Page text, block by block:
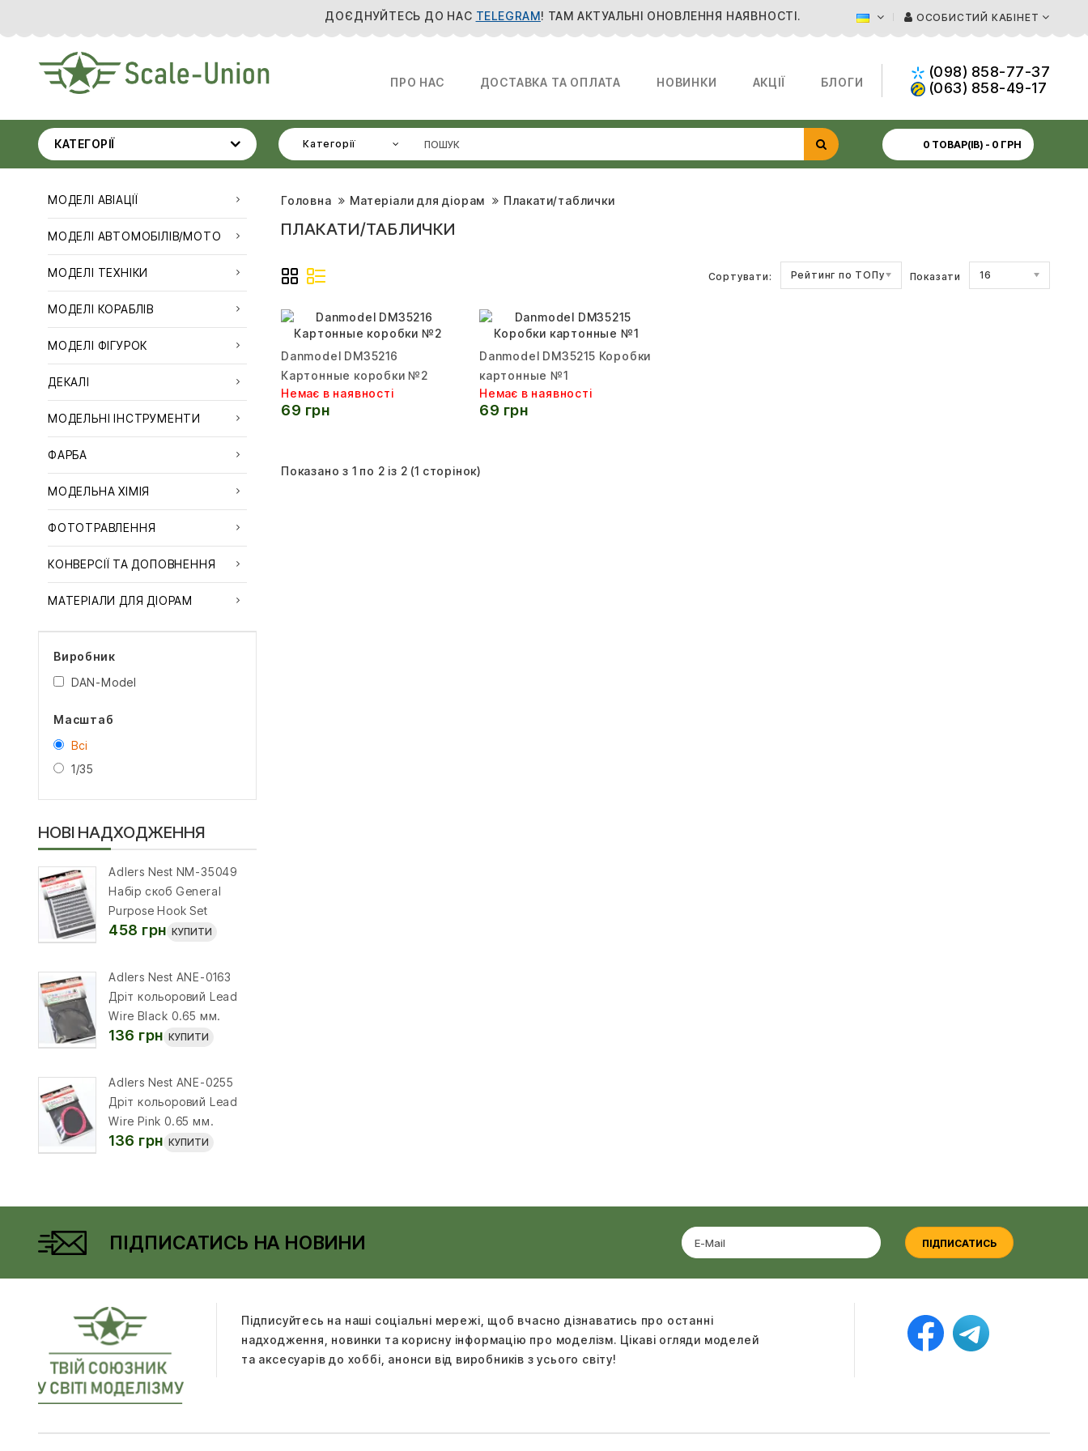
ДОЄДНУЙТЕСЬ ДО НАС TELEGRAM! ТАМ АКТУАЛЬНІ ОНОВЛЕННЯ НАЯВНОСТІ. ОСОБИСТИЙ КАБІНЕТ
(098) 858-77-37
(063) 858-49-17
ПРО НАС ДОСТАВКА ТА ОПЛАТА НОВИНКИ АКЦІЇ БЛОГИ
КАТЕГОРІЇ Категорії 0 ТОВАР(ІВ) - 0 ГРН
МОДЕЛІ АВІАЦІЇ
МОДЕЛІ АВТОМОБІЛІВ/МОТО
МОДЕЛІ ТЕХНІКИ
МОДЕЛІ КОРАБЛІВ
МОДЕЛІ ФІГУРОК
ДЕКАЛІ
МОДЕЛЬНІ ІНСТРУМЕНТИ
ФАРБА
МОДЕЛЬНА ХІМІЯ
ФОТОТРАВЛЕННЯ
КОНВЕРСІЇ ТА ДОПОВНЕННЯ
МАТЕРІАЛИ ДЛЯ ДІОРАМ
Виробник
DAN-Model
Масштаб
Всі
1/35
НОВІ НАДХОДЖЕННЯ
Adlers Nest NM-35049
Набір скоб General
Purpose Hook Set
458 грн КУПИТИ
Adlers Nest ANE-0163
Дріт кольоровий Lead
Wire Black 0.65 мм.
136 грн КУПИТИ
Adlers Nest ANE-0255
Дріт кольоровий Lead
Wire Pink 0.65 мм.
136 грн КУПИТИ
Головна Матеріали для діорам Плакати/таблички
ПЛАКАТИ/ТАБЛИЧКИ
Сортувати: Рейтинг по ТОПу Показати 16
Danmodel DM35216
Картонные коробки №2
Немає в наявності
69 грн
Danmodel DM35215 Коробки
картонные №1
Немає в наявності
69 грн
Показано з 1 по 2 із 2 (1 сторінок)
ПІДПИСАТИСЬ НА НОВИНИ ПІДПИСАТИСЬ
Підписуйтесь на наші соціальні мережі, щоб вчасно дізнаватись про останні
надходження, новинки та корисну інформацію про моделізм. Цікаві огляди моделей
та аксесуарів до хоббі, анонси від виробників з усього світу!